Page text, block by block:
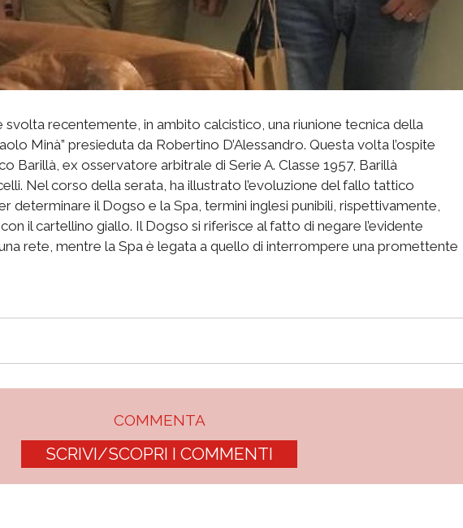
svolta recentemente, in ambito calcistico, una riunione tecnica della
Minà” presieduta da Robertino D’Alessandro. Questa volta l’ospite
Barillà, ex osservatore arbitrale di Serie A. Classe 1957, Barillà
Nel corso della serata, ha illustrato l’evoluzione del fallo tattico
determinare il Dogso e la Spa, termini inglesi punibili, rispettivamente,
il cartellino giallo. Il Dogso si riferisce al fatto di negare l’evidente
rete, mentre la Spa è legata a quello di interrompere una promettente
COMMENTA
SCRIVI/SCOPRI I COMMENTI